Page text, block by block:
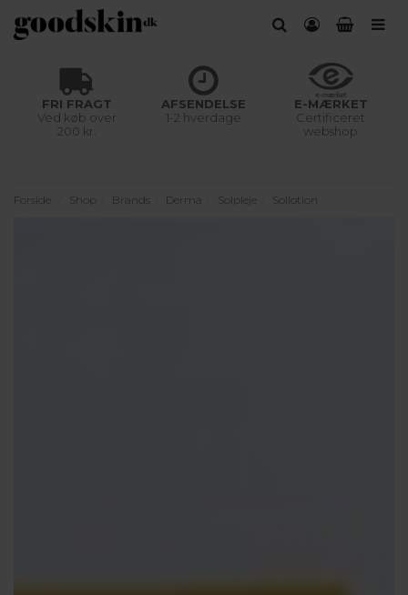
FRI FRAGT
Ved køb over
200 kr.
AFSENDELSE
1-2 hverdage
E-MÆRKET
Certificeret
webshop
Forside Shop Brands Derma Solpleje Sollotion